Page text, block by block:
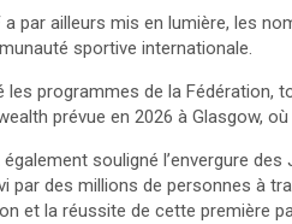
a par ailleurs mis en lumière, les
sportive internationale.
les programmes de la Fédération,
prévue en 2026 à Glasgow,
également souligné l’envergure
par des millions de personnes à
et la réussite de cette première